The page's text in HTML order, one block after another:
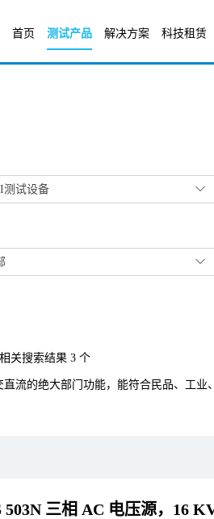
首页 测试产品 解决方案 科技租赁
测试设备
相关搜索结果 3 个
流的绝大部门功能，能符合民品、工
503N 三相 AC 电压源，16